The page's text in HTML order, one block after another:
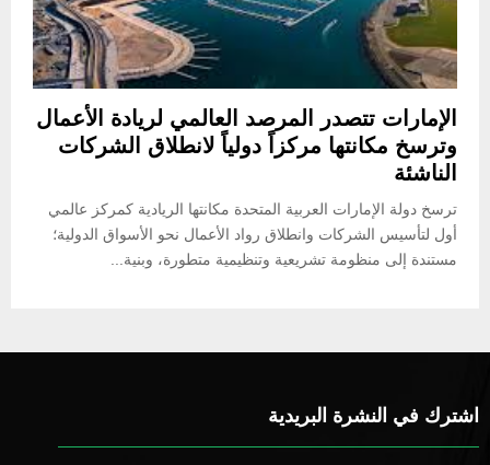
الإمارات تتصدر المرصد العالمي لريادة الأعمال
وترسخ مكانتها مركزاً دولياً لانطلاق الشركات
الناشئة
ترسخ دولة الإمارات العربية المتحدة مكانتها الريادية كمركز عالمي
أول لتأسيس الشركات وانطلاق رواد الأعمال نحو الأسواق الدولية؛
مستندة إلى منظومة تشريعية وتنظيمية متطورة، وبنية...
اشترك في النشرة البريدية